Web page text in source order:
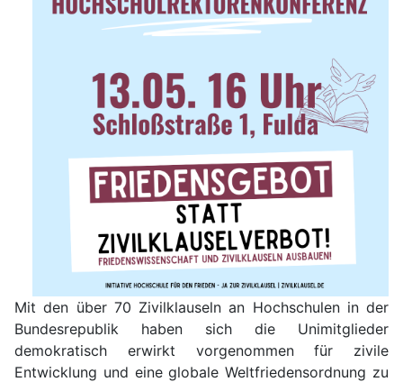
Mit den über 70 Zivilklauseln an Hochschulen in der
Bundesrepublik haben sich die Unimitglieder
demokratisch erwirkt vorgenommen für zivile
Entwicklung und eine globale Weltfriedensordnung zu